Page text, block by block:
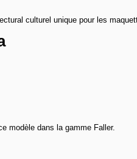
culturel unique pour les
modèle dans la gamme Faller.